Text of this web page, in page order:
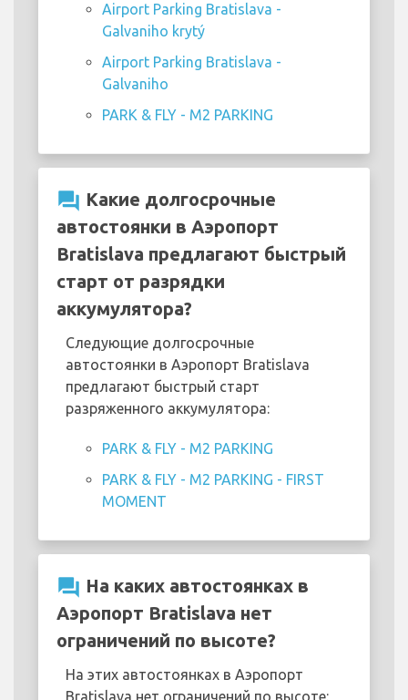
Airport Parking Bratislava -
Galvaniho krytý
Airport Parking Bratislava -
Galvaniho
PARK & FLY - M2 PARKING
question_answer Какие долгосрочные
автостоянки в Аэропорт
Bratislava предлагают быстрый
старт от разрядки
аккумулятора?
Следующие долгосрочные
автостоянки в Аэропорт Bratislava
предлагают быстрый старт
разряженного аккумулятора:
PARK & FLY - M2 PARKING
PARK & FLY - M2 PARKING - FIRST
MOMENT
question_answer На каких автостоянках в
Аэропорт Bratislava нет
ограничений по высоте?
На этих автостоянках в Аэропорт